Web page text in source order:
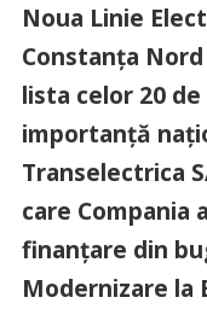
Noua Linie
Constanța
lista celor 20
importanță
Transelectrica
care Compania
finanțare din
Modernizare la